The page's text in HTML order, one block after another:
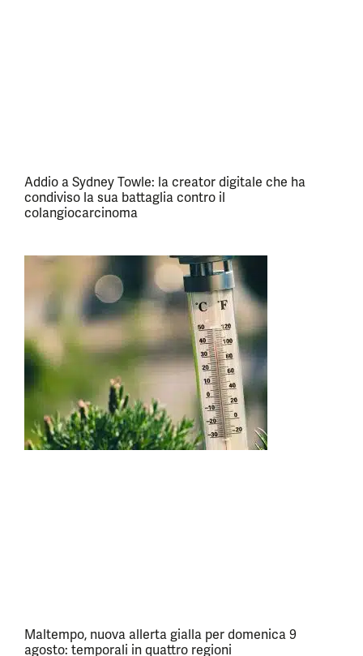
Addio a Sydney Towle: la creator digitale che ha
condiviso la sua battaglia contro il
colangiocarcinoma
Maltempo, nuova allerta gialla per domenica 9
agosto: temporali in quattro regioni